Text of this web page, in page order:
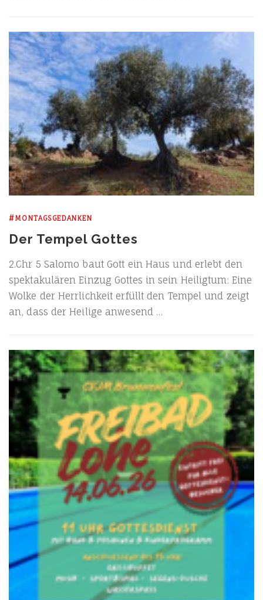
#MONTAGSGEDANKEN
Der Tempel Gottes
2.Chr 5 Salo­mo baut Gott ein Haus und erlebt den
spek­ta­ku­lä­ren Ein­zug Got­tes in sein Hei­lig­tum: Eine
Wol­ke der Herr­lich­keit erfüllt den Tem­pel und zeigt
an, dass der Hei­li­ge anwesend …